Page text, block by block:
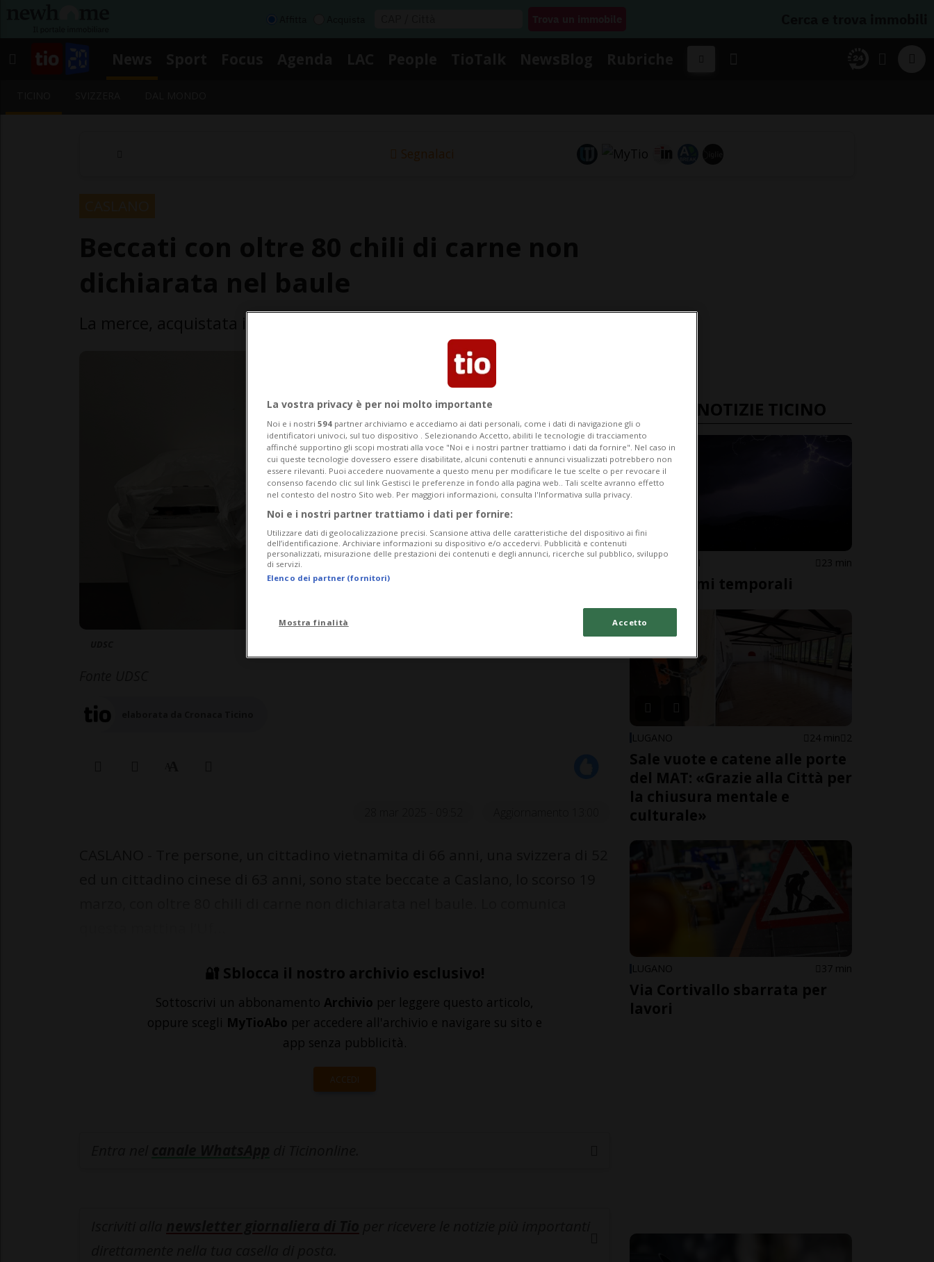
Segnalaci
🔐 Sblocca il nostro archivio esclusivo!
Sottoscrivi un abbonamento Archivio per leggere questo articolo,
oppure scegli MyTioAbo per accedere all'archivio e navigare su sito e
app senza pubblicità.
ACCEDI
ULTIME NOTIZIE TICINO
SOTTOCENERI 23 min
Ecco i primi temporali
LUGANO 24 min 2
Sale vuote e catene alle porte
del MAT: «Grazie alla Città per
la chiusura mentale e
culturale»
LUGANO 37 min
Via Cortivallo sbarrata per
lavori
La vostra privacy è per noi molto importante
Noi e i nostri 594 partner archiviamo e accediamo ai dati personali, come i dati di navigazione gli o
identificatori univoci, sul tuo dispositivo . Selezionando Accetto, abiliti le tecnologie di tracciamento
affinché supportino gli scopi mostrati alla voce "Noi e i nostri partner trattiamo i dati da fornire". Nel caso in
cui queste tecnologie dovessero essere disabilitate, alcuni contenuti e annunci visualizzati potrebbero non
essere rilevanti. Puoi accedere nuovamente a questo menu per modificare le tue scelte o per revocare il
consenso facendo clic sul link Gestisci le preferenze in fondo alla pagina web.. Tali scelte avranno effetto
nel contesto del nostro Sito web. Per maggiori informazioni, consulta l'Informativa sulla privacy.
Noi e i nostri partner trattiamo i dati per fornire:
Utilizzare dati di geolocalizzazione precisi. Scansione attiva delle caratteristiche del dispositivo ai fini
dell’identificazione. Archiviare informazioni su dispositivo e/o accedervi. Pubblicità e contenuti
personalizzati, misurazione delle prestazioni dei contenuti e degli annunci, ricerche sul pubblico, sviluppo
di servizi.
Elenco dei partner (fornitori)
Mostra finalità Accetto